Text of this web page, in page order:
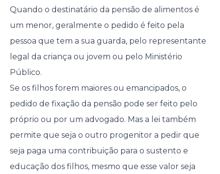
Quando o destinatário da pensão de alimentos é
um menor, geralmente o pedido é feito pela
pessoa que tem a sua guarda, pelo representante
legal da criança ou jovem ou pelo Ministério
Público.
Se os filhos forem maiores ou emancipados, o
pedido de fixação da pensão pode ser feito pelo
próprio ou por um advogado. Mas a lei também
permite que seja o outro progenitor a pedir que
seja paga uma contribuição para o sustento e
educação dos filhos, mesmo que esse valor seja